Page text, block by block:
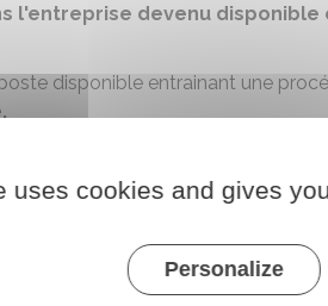
l'entreprise devenu
disponible entrainant une
la
s'il en a
uses cookies and gives
Personalize